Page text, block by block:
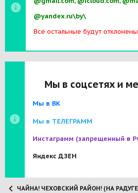
@yandex.ru\by\
Все остальные будут
Мы в соцсетях и
Мы в ВК
Мы в ТЕЛЕГРАММ
Инстаграмм (запрещенный в
Яндекс ДЗЕН
ЧАЙНА! ЧЕХОВСКИЙ РАЙОН! (НА РАДУГЕ